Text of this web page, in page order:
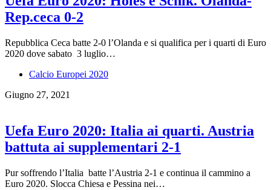
Rep.ceca 0-2
Repubblica Ceca batte 2-0 l’Olanda e si qualifica per i quarti di Euro
2020 dove sabato 3 luglio…
Calcio Europei 2020
Giugno 27, 2021
Uefa Euro 2020: Italia ai quarti. Austria
battuta ai supplementari 2-1
Pur soffrendo l’Italia batte l’Austria 2-1 e continua il cammino a
Euro 2020. Slocca Chiesa e Pessina nei…